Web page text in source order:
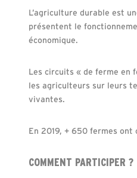
L’agriculture durable est
présentent le
économique.
Les circuits « de ferme en
les agriculteurs sur leurs
vivantes.
En 2019, + 650 fermes
COMMENT PARTICIPER ?